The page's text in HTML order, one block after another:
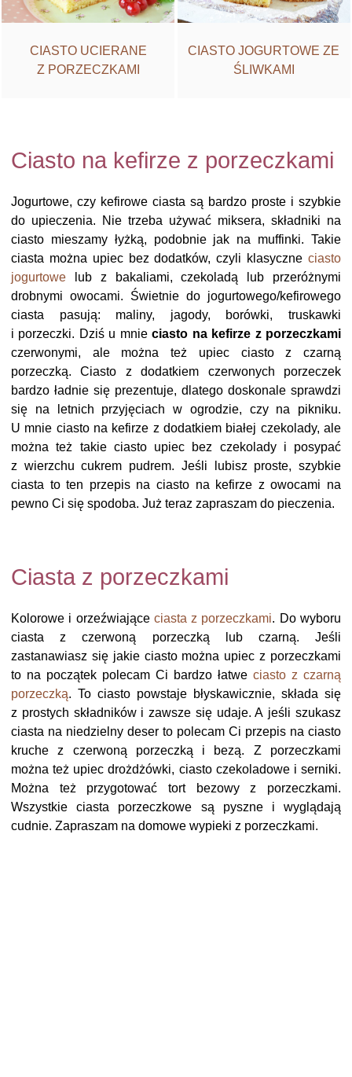
CIASTO UCIERANE
Z PORZECZKAMI
CIASTO JOGURTOWE ZE
ŚLIWKAMI
Ciasto na kefirze z porzeczkami
Jogurtowe, czy kefirowe ciasta są bardzo proste i szybkie
do upieczenia. Nie trzeba używać miksera, składniki na
ciasto mieszamy łyżką, podobnie jak na muffinki. Takie
ciasta można upiec bez dodatków, czyli klasyczne ciasto
jogurtowe lub z bakaliami, czekoladą lub przeróżnymi
drobnymi owocami. Świetnie do jogurtowego/kefirowego
ciasta pasują: maliny, jagody, borówki, truskawki
i porzeczki. Dziś u mnieciasto na kefirze z porzeczkami
czerwonymi, ale można też upiec ciasto z czarną
porzeczką. Ciasto z dodatkiem czerwonych porzeczek
bardzo ładnie się prezentuje, dlatego doskonale sprawdzi
się na letnich przyjęciach w ogrodzie, czy na pikniku.
U mnie ciasto na kefirze z dodatkiem białej czekolady, ale
można też takie ciasto upiec bez czekolady i posypać
z wierzchu cukrem pudrem. Jeśli lubisz proste, szybkie
ciasta to ten przepis na ciasto na kefirze z owocami na
pewno Ci się spodoba. Już teraz zapraszam do pieczenia.
Ciasta z porzeczkami
Kolorowe i orzeźwiające ciasta z porzeczkami. Do wyboru
ciasta z czerwoną porzeczką lub czarną. Jeśli
zastanawiasz się jakie ciasto można upiec z porzeczkami
to na początek polecam Ci bardzo łatwe ciasto z czarną
porzeczką. To ciasto powstaje błyskawicznie, składa się
z prostych składników i zawsze się udaje. A jeśli szukasz
ciasta na niedzielny deser to polecam Ci przepis na ciasto
kruche z czerwoną porzeczką i bezą. Z porzeczkami
można też upiec drożdżówki, ciasto czekoladowe i serniki.
Można też przygotować tort bezowy z porzeczkami.
Wszystkie ciasta porzeczkowe są pyszne i wyglądają
cudnie. Zapraszam na domowe wypieki z porzeczkami.